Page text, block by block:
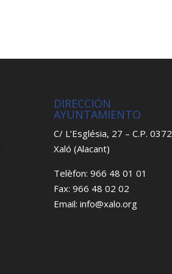
DIRECCIÓN
AYUNTAMIENTO
C/ L’Església, 27 – C.P.
Xaló (Alacant)
Telèfon: 966 48 01 01
Fax: 966 48 02 02
Email: info@xalo.org